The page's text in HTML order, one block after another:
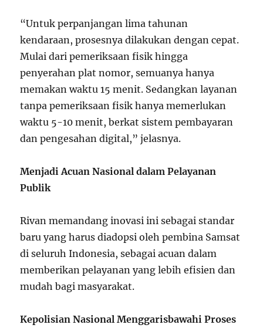
“Untuk perpanjangan lima tahunan
kendaraan, prosesnya dilakukan dengan cepat.
Mulai dari pemeriksaan fisik hingga
penyerahan plat nomor, semuanya hanya
memakan waktu 15 menit. Sedangkan layanan
tanpa pemeriksaan fisik hanya memerlukan
waktu 5-10 menit, berkat sistem pembayaran
dan pengesahan digital,” jelasnya.
Menjadi Acuan Nasional dalam Pelayanan
Publik
Rivan memandang inovasi ini sebagai standar
baru yang harus diadopsi oleh pembina Samsat
di seluruh Indonesia, sebagai acuan dalam
memberikan pelayanan yang lebih efisien dan
mudah bagi masyarakat.
Kepolisian Nasional Menggarisbawahi Proses